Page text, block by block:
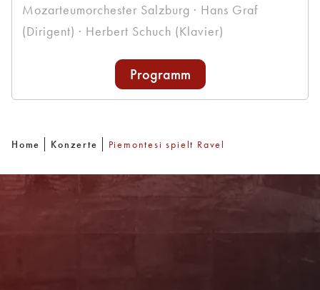
Mozarteumorchester Salzburg · Hans Graf
(Dirigent) · Herbert Schuch (Klavier)
Programm
Home Konzerte Piemontesi spielt Ravel